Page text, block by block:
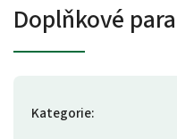
Doplňkové
Kategorie: